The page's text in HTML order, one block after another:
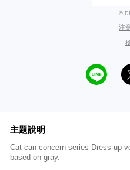
©
注
主題說明
Cat can concern series Dress-up
based on gray.